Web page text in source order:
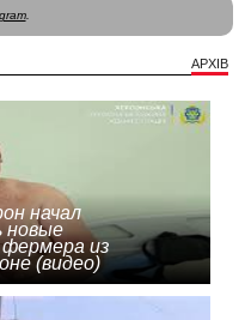
.
АРХІВ
начал
новые
из
(видео)